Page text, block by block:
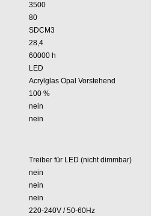
3500
80
SDCM3
28,4
60000 h
LED
Acrylglas Opal Vorstehend
100 %
nein
nein
Treiber für LED (nicht dimmbar)
nein
nein
nein
220-240V / 50-60Hz